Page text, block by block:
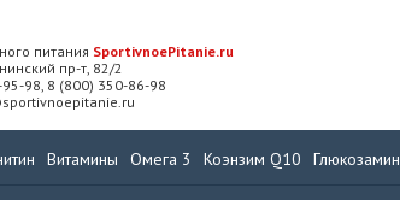
питания SportivnoePitanie.ru
пр-т, 82/2
98, 8 (800) 350-86-98
Витамины Омега 3 Коэнзим Q10 Глюкозамин